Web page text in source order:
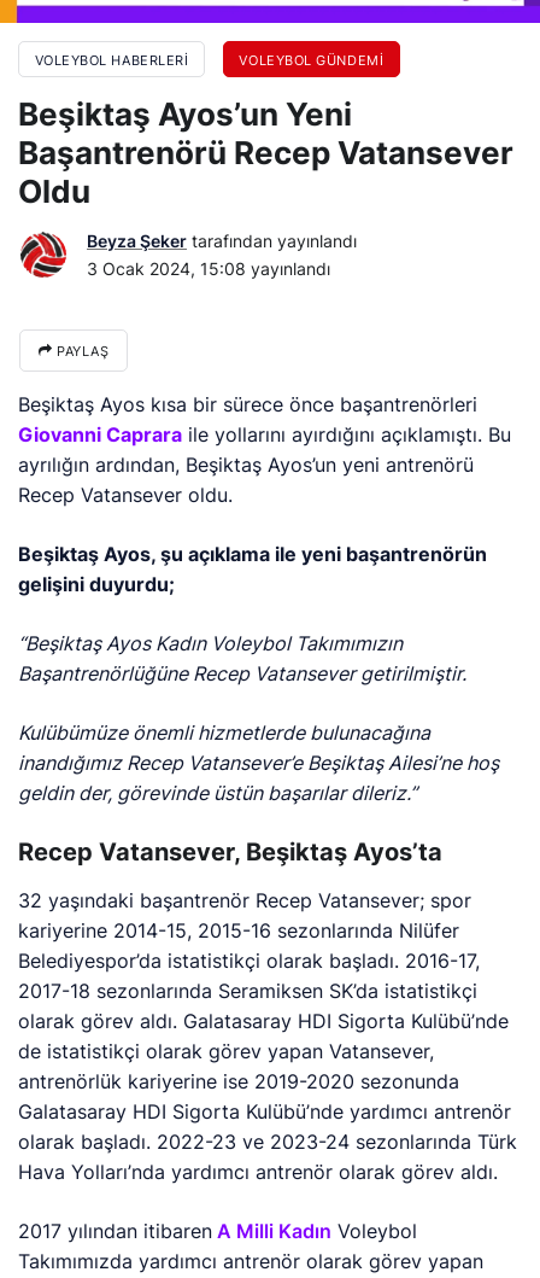
VOLEYBOL HABERLERI VOLEYBOL GÜNDEMI
Beşiktaş Ayos’un Yeni
Başantrenörü Recep Vatansever
Oldu
Beyza Şeker tarafından yayınlandı
3 Ocak 2024, 15:08 yayınlandı
PAYLAŞ
Beşiktaş Ayos kısa bir sürece önce başantrenörleri
Giovanni Caprara ile yollarını ayırdığını açıklamıştı. Bu
ayrılığın ardından, Beşiktaş Ayos’un yeni antrenörü
Recep Vatansever oldu.
Beşiktaş Ayos, şu açıklama ile yeni başantrenörün
gelişini duyurdu;
“Beşiktaş Ayos Kadın Voleybol Takımımızın
Başantrenörlüğüne Recep Vatansever getirilmiştir.
Kulübümüze önemli hizmetlerde bulunacağına
inandığımız Recep Vatansever’e Beşiktaş Ailesi’ne hoş
geldin der, görevinde üstün başarılar dileriz.”
Recep Vatansever, Beşiktaş Ayos’ta
32 yaşındaki başantrenör Recep Vatansever; spor
kariyerine 2014-15, 2015-16 sezonlarında Nilüfer
Belediyespor’da istatistikçi olarak başladı. 2016-17,
2017-18 sezonlarında Seramiksen SK’da istatistikçi
olarak görev aldı. Galatasaray HDI Sigorta Kulübü’nde
de istatistikçi olarak görev yapan Vatansever,
antrenörlük kariyerine ise 2019-2020 sezonunda
Galatasaray HDI Sigorta Kulübü’nde yardımcı antrenör
olarak başladı. 2022-23 ve 2023-24 sezonlarında Türk
Hava Yolları’nda yardımcı antrenör olarak görev aldı.
2017 yılından itibaren A Milli Kadın Voleybol
Takımımızda yardımcı antrenör olarak görev yapan